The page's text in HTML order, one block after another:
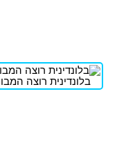
בלונדינית רוצה